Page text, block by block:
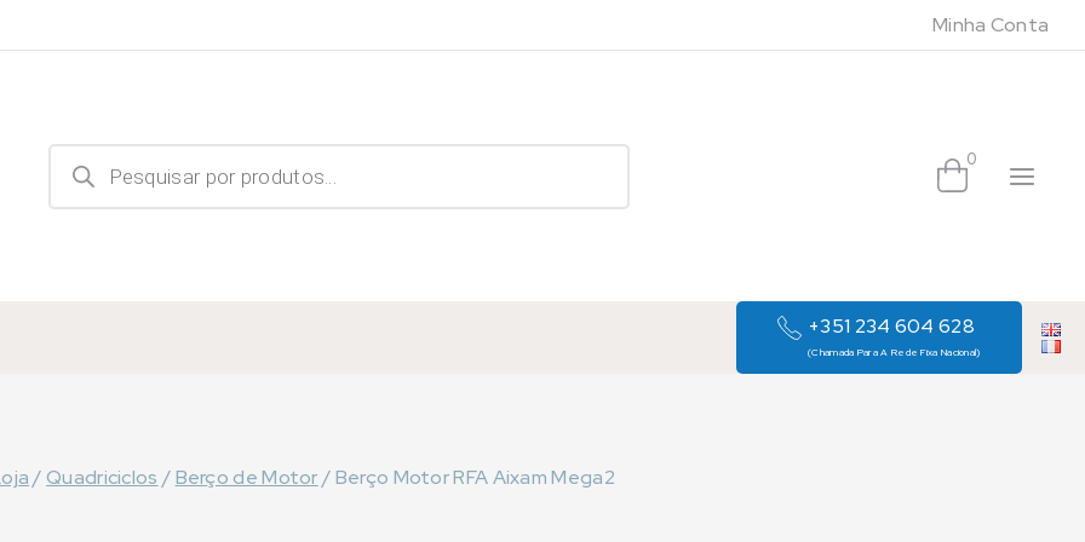
Minha Conta
Products
search 0
+351 234 604 628
(Chamada Para A Rede Fixa Nacional)
/Quadriciclos /Berço de Motor/Berço Motor RFA Aixam Mega2